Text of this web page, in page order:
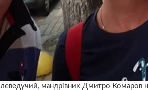
мандрівник Дмитро Комаров на